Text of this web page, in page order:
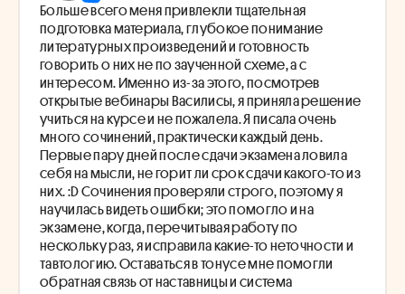
Больше всего меня привлекли тщательная
подготовка материала, глубокое понимание
литературных произведений и готовность
говорить о них не по заученной схеме, а с
интересом. Именно из-за этого, посмотрев
открытые вебинары Василисы, я приняла решение
учиться на курсе и не пожалела. Я писала очень
много сочинений, практически каждый день.
Первые пару дней после сдачи экзамена ловила
себя на мысли, не горит ли срок сдачи какого-то из
них. :D Сочинения проверяли строго, поэтому я
научилась видеть ошибки; это помогло и на
экзамене, когда, перечитывая работу по
нескольку раз, я исправила какие-то неточности и
тавтологию. Оставаться в тонусе мне помогли
обратная связь от наставницы и система